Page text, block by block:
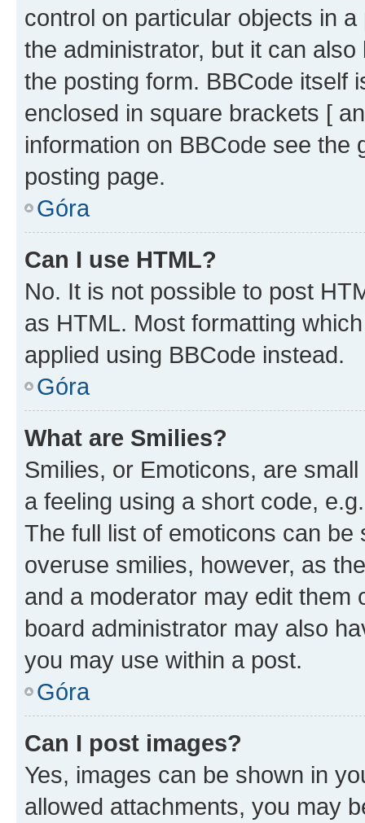
control on particular objects in
the administrator, but it can
the posting form. BBCode itself
enclosed in square brackets [
information on BBCode see
posting page.
Góra
Can I use HTML?
No. It is not possible to post
as HTML. Most formatting
applied using BBCode instead.
Góra
What are Smilies?
Smilies, or Emoticons, are
a feeling using a short code,
The full list of emoticons can
overuse smilies, however, as
and a moderator may edit them
board administrator may also
you may use within a post.
Góra
Can I post images?
Yes, images can be shown in
allowed attachments, you may